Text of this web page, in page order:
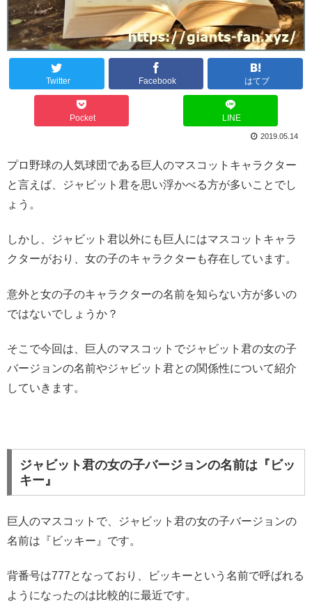
Twitter Facebook はてブ
Pocket LINE
2019.05.14
プロ野球の人気球団である巨人のマスコットキャラクター
と言えば、ジャビット君を思い浮かべる方が多いことでし
ょう。
しかし、ジャビット君以外にも巨人にはマスコットキャラ
クターがおり、女の子のキャラクターも存在しています。
意外と女の子のキャラクターの名前を知らない方が多いの
ではないでしょうか？
そこで今回は、巨人のマスコットでジャビット君の女の子
バージョンの名前やジャビット君との関係性について紹介
していきます。
ジャビット君の女の子バージョンの名前は『ビッ
キー』
巨人のマスコットで、ジャビット君の女の子バージョンの
名前は『ビッキー』です。
背番号は777となっており、ビッキーという名前で呼ばれる
ようになったのは比較的に最近です。